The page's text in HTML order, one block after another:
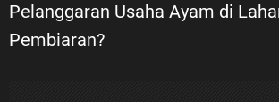
g
Pelanggaran Usaha Ayam di
Pembiaran?